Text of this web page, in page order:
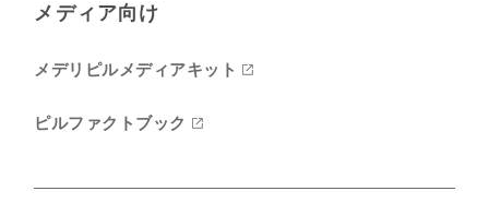
メディア向け
メデリピルメディアキット
ピルファクトブック